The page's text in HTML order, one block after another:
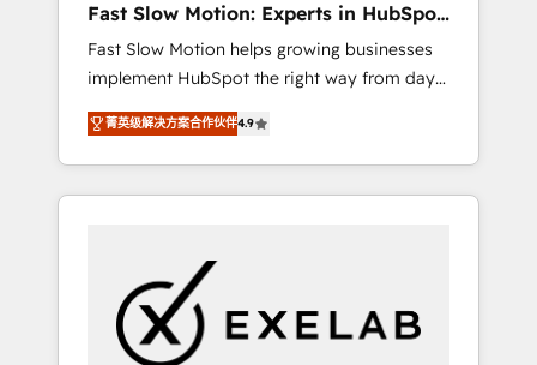
reporting - Workflow automation and data
clean-up - Sales enablement and team
training - Ongoing optimisation and RevOps
support Based in Leeds and London, we
partner with SMEs across the UK who are
ready to turn HubSpot into the growth
engine it’s meant to be.
Fast Slow Motion: Experts in HubSpot
& Salesforce
Fast Slow Motion helps growing businesses
implement HubSpot the right way from day
one — with the flexibility to scale as
complexity increases. Highly certified in both
HubSpot and Salesforce, we bring deep
experience in CRM implementation,
growing mid-market and enterprise
organizations, our team combines strong
technical execution with real business
菁英级解决方案合作伙伴4.9